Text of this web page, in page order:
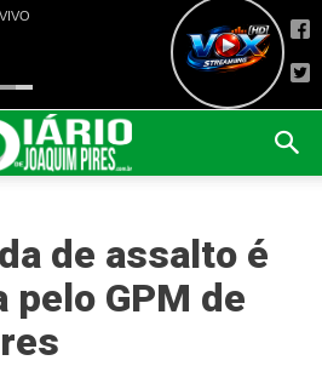
de assalto é
pelo GPM de